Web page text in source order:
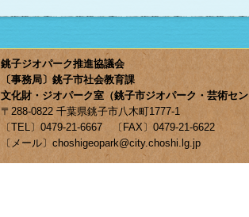
銚子ジオパーク推進協議会
〔事務局〕銚子市社会教育課
文化財・ジオパーク室（銚子市ジオパーク・芸術セ
〒288-0822 千葉県銚子市八木町1777-1
〔TEL〕0479-21-6667 〔FAX〕0479-21-6622
〔メール〕choshigeopark@city.choshi.lg.jp